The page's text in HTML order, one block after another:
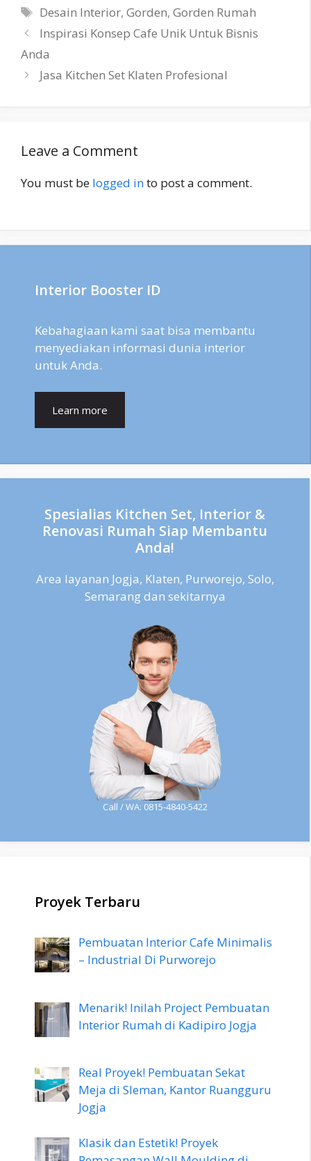
Tags
Desain Interior,Gorden,Gorden Rumah
Inspirasi Konsep Cafe Unik Untuk Bisnis
Anda
Jasa Kitchen Set Klaten Profesional
Leave a Comment
You must be logged into post a comment.
Interior Booster ID
Kebahagiaan kami saat bisa membantu
menyediakan informasi dunia interior
untuk Anda.
Learn more
Spesialias Kitchen Set, Interior &
Renovasi Rumah Siap Membantu
Anda!
Area layanan Jogja, Klaten, Purworejo, Solo,
Semarang dan sekitarnya
Call / WA: 0815-4840-5422
Proyek Terbaru
Pembuatan Interior Cafe Minimalis
– Industrial Di Purworejo
Menarik! Inilah Project Pembuatan
Interior Rumah di Kadipiro Jogja
Real Proyek! Pembuatan Sekat
Meja di Sleman, Kantor Ruangguru
Jogja
Klasik dan Estetik! Proyek